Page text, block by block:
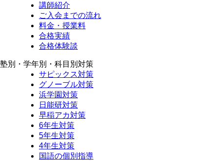
講師紹介
ご入会までの流れ
料金・授業料
合格実績
合格体験談
塾別・学年別・科目別対策
サピックス対策
グノーブル対策
浜学園対策
日能研対策
早稲アカ対策
6年生対策
5年生対策
4年生対策
国語の個別指導